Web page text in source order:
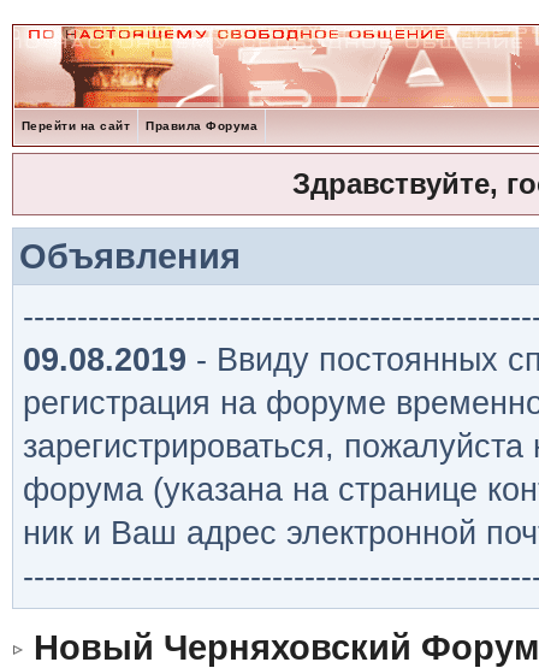
Перейти на сайт Правила Форума
Здравствуйте,
Объявления
09.08.2019 - Ввиду постоянных
регистрация на форуме
зарегистрироваться,
форума (указана на странице
ник и Ваш адрес электронной
Новый Черняховский Форум